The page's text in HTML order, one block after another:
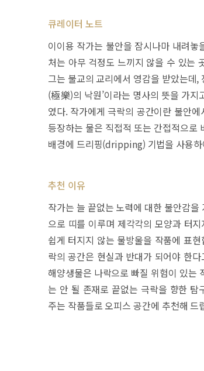
큐레이터 노트
이이용 작가는 불안을 잠시나마 내려
처는 아무 걱정도 느끼지 않을 수 있는
그는 불교의 교리에서 영감을 받았는데
(極樂)의 낙원’이라는 명사의 뜻을 가
였다. 작가에게 극락의 공간이란 불안
등장하는 물은 직접적 또는 간접적으로
배경에 드리핑(dripping) 기법을 사용
추천 이유
작가는 늘 끝없는 노력에 대한 불안감
으로 띠를 이루며 제각각의 모양과 터
쉽게 터지지 않는 물방울을 작품에 표
락의 공간은 현실과 반대가 되어야 한
해양생물은 나락으로 빠질 위험이 있는
는 안 될 존재로 끝없는 극락을 향한
주는 작품들로 오피스 공간에 추천해 드